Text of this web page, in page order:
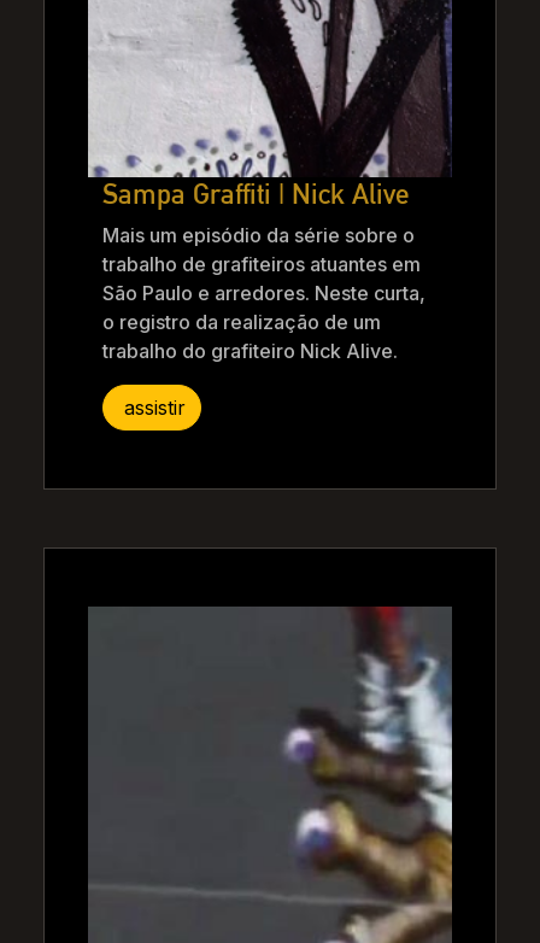
Sampa Graffiti | Nick Alive
Mais um episódio da série sobre o
trabalho de grafiteiros atuantes em
São Paulo e arredores. Neste curta,
o registro da realização de um
trabalho do grafiteiro Nick Alive.
assistir